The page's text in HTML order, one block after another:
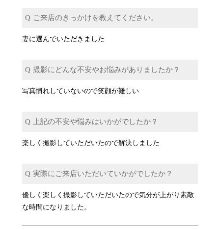
ご来店のきっかけを教えてください。
妻に選んでいただきました
撮影にどんな不安やお悩みがありましたか？
写真慣れしていないので笑顔が難しい
上記の不安や悩みはいかがでしたか？
楽しく撮影していただいたので解決しました
実際にご来店いただいていかがでしたか？
優しく楽しく撮影していただいたので気分が上がり素敵
な時間になりました。